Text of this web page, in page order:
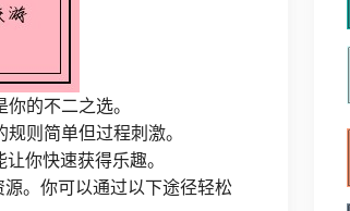
你的不二之选。
则简单但过程刺激。
让你快速获得乐趣。
。你可以通过以下途径轻松